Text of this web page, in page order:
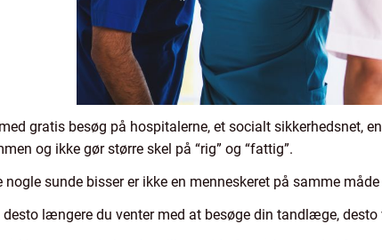
gratis besøg på hospitalerne, et socialt sikkerhedsnet,
og ikke gør større skel på “rig” og “fattig”.
nogle sunde bisser er ikke en menneskeret på samme
desto længere du venter med at besøge din tandlæge,